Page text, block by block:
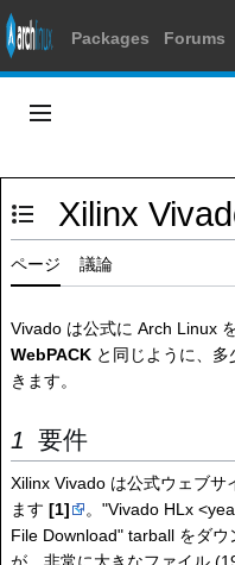
Packages Forums
に
ス
キ
ッ
メインメニュー
目次の表示・非表示を切り
Xilinx
ページ 議論
Vivado は公式に Arch Linux
WebPACK と同じように、
きます。
要件
Xilinx Vivado は公式ウェブサ
ます [1]
。"Vivado HLx
File Download" tarball をダ